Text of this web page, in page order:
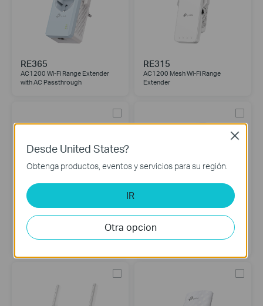
RE365
AC1200 Wi-Fi Range Extender
with AC Passthrough
RE315
AC1200 Mesh Wi-Fi Range
Extender
RE305
AC1200 Mesh Wi-Fi Range
RE300
Desde United States?
Obtenga productos, eventos y servicios para su región.
IR
Otra opcion
Close